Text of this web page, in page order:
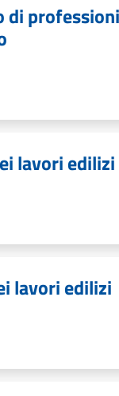
di
lavori edilizi
lavori edilizi